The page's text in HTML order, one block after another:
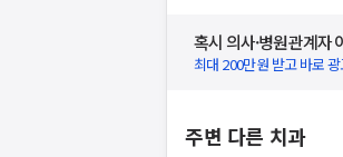
혹시 의사·병원관계자
최대 200만원 받고 바로
주변 다른 치과